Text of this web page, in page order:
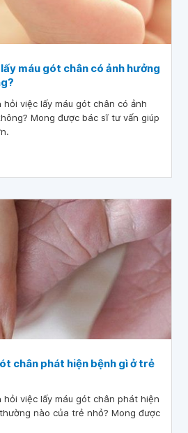
máu gót chân có ảnh hưởng
việc lấy máu gót chân có ảnh
Mong được bác sĩ tư vấn giúp
chân phát hiện bệnh gì ở trẻ
hỏi việc lấy máu gót chân phát hiện
nào của trẻ nhỏ? Mong được